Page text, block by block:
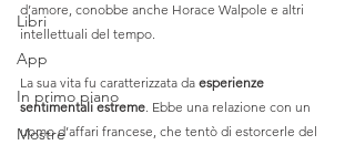
Libri
App
In primo piano
Mostre
d’amore, conobbe anche Horace Walpole e altri
intellettuali del tempo.
La sua vita fu caratterizzata da esperienze
sentimentali estreme. Ebbe una relazione con un
uomo d’affari francese, che tentò di estorcerle del